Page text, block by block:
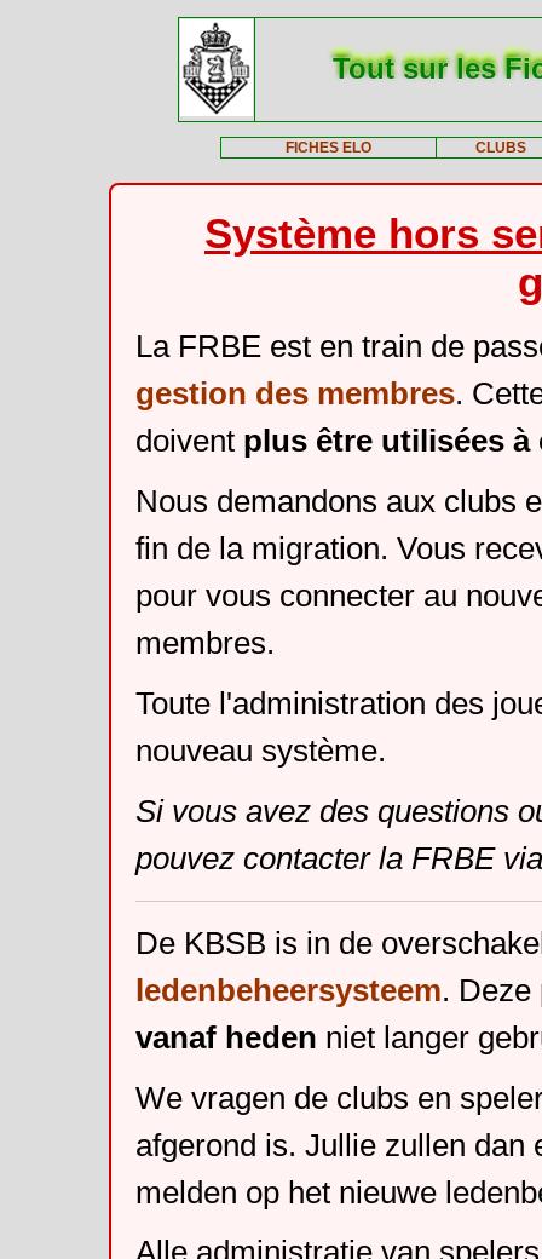
Tout sur les
FICHES ELO CLUBS
Système hors
La FRBE est en train de
gestion des membres.
doivent plus être utilisées
Nous demandons aux clubs
fin de la migration. Vous
pour vous connecter au
membres.
Toute l'administration des
nouveau système.
Si vous avez des questions
pouvez contacter la FRBE
De KBSB is in de
ledenbeheersysteem. Deze
vanaf heden niet langer
We vragen de clubs en
afgerond is. Jullie zullen dan
melden op het nieuwe